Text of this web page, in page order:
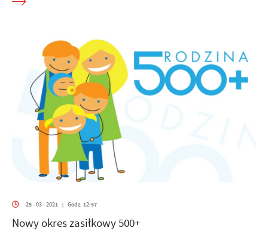
25 - 03 - 2021 | Godz. 12:57
Nowy okres zasiłkowy 500+